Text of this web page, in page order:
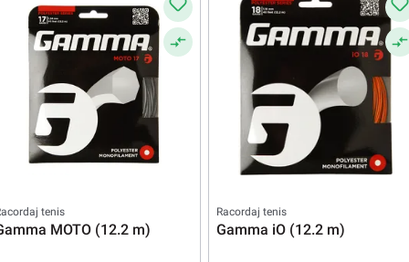
tenis
MOTO (12.2 m)
Racordaj tenis
Gamma iO (12.2 m)